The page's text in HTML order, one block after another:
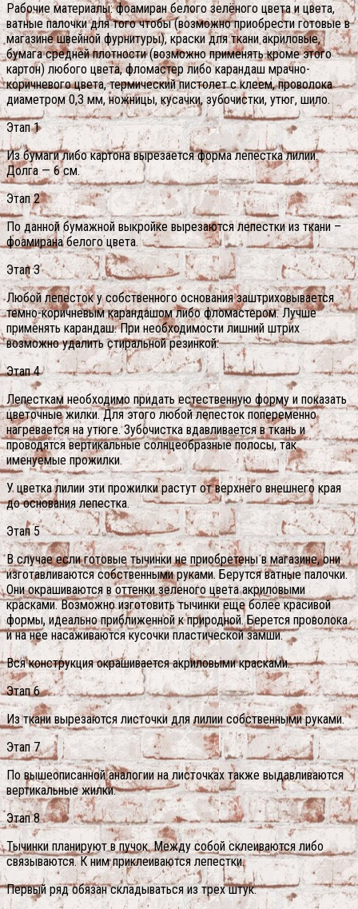
Рабочие материалы: фоамиран белого зелёного цвета и цвета,
ватные палочки для того чтобы (возможно приобрести готовые в
магазине швейной фурнитуры), краски для ткани акриловые,
бумага средней плотности (возможно применять кроме этого
картон) любого цвета, фломастер либо карандаш мрачно-
коричневого цвета, термический пистолет с клеем, проволока
диаметром 0,3 мм, ножницы, кусачки, зубочистки, утюг, шило.
Этап 1
Из бумаги либо картона вырезается форма лепестка лилии.
Долга — 6 см.
Этап 2
По данной бумажной выкройке вырезаются лепестки из ткани –
фоамирана белого цвета.
Этап 3
Любой лепесток у собственного основания заштриховывается
темно-коричневым карандашом либо фломастером. Лучше
применять карандаш. При необходимости лишний штрих
возможно удалить стиральной резинкой.
Этап 4
Лепесткам необходимо придать естественную форму и показать
цветочные жилки. Для этого любой лепесток попеременно
нагревается на утюге. Зубочистка вдавливается в ткань и
проводятся вертикальные солнцеобразные полосы, так
именуемые прожилки.
У цветка лилии эти прожилки растут от верхнего внешнего края
до основания лепестка.
Этап 5
В случае если готовые тычинки не приобретены в магазине, они
изготавливаются собственными руками. Берутся ватные палочки.
Они окрашиваются в оттенки зеленого цвета акриловыми
красками. Возможно изготовить тычинки еще более красивой
формы, идеально приближенной к природной. Берется проволока
и на нее насаживаются кусочки пластической замши.
Вся конструкция окрашивается акриловыми красками.
Этап 6
Из ткани вырезаются листочки для лилии собственными руками.
Этап 7
По вышеописанной аналогии на листочках также выдавливаются
вертикальные жилки.
Этап 8
Тычинки планируют в пучок. Между собой склеиваются либо
связываются. К ним приклеиваются лепестки.
Первый ряд обязан складываться из трех штук.